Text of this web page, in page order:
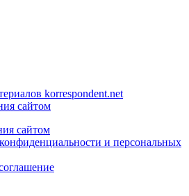
korrespondent.net
сайтом
сайтом
и персональных